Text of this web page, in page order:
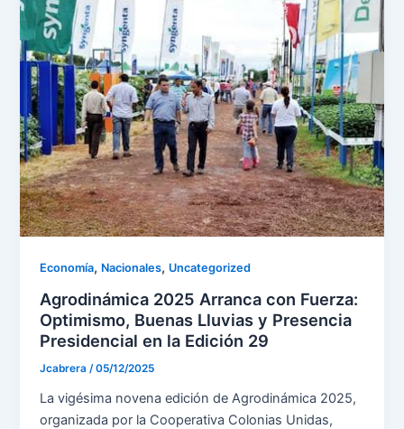
Economía, Nacionales, Uncategorized
Agrodinámica 2025 Arranca con Fuerza:
Optimismo, Buenas Lluvias y Presencia
Presidencial en la Edición 29
Jcabrera/05/12/2025
La vigésima novena edición de Agrodinámica 2025,
organizada por la Cooperativa Colonias Unidas,